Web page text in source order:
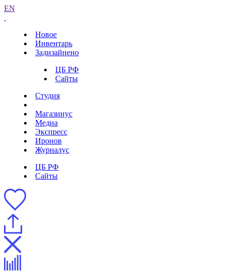
EN
Новое
Инвентарь
Задизайнено
ЦБ РФ
Сайты
Студия
Магазинус
Медиа
Экспресс
Иронов
Журналус
ЦБ РФ
Сайты